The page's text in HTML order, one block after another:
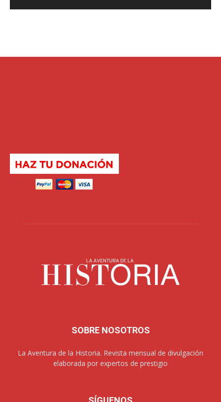
SOBRE NOSOTROS
La Aventura de la Historia. Revista mensual de divulgación
elaborada por expertos de prestigio